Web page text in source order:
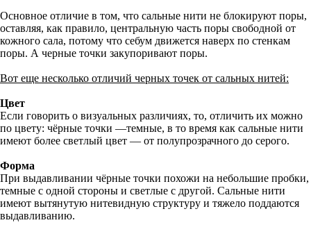
Основное отличие в том, что сальные нити не блокируют поры,
оставляя, как правило, центральную часть поры свободной от
кожного сала, потому что себум движется наверх по стенкам
поры. А черные точки закупоривают поры.
Вот еще несколько отличий черных точек от сальных нитей:
Цвет
Если говорить о визуальных различиях, то, отличить их можно
по цвету: чёрные точки —темные, в то время как сальные нити
имеют более светлый цвет — от полупрозрачного до серого.
Форма
При выдавливании чёрные точки похожи на небольшие пробки,
темные с одной стороны и светлые с другой. Сальные нити
имеют вытянутую нитевидную структуру и тяжело поддаются
выдавливанию.